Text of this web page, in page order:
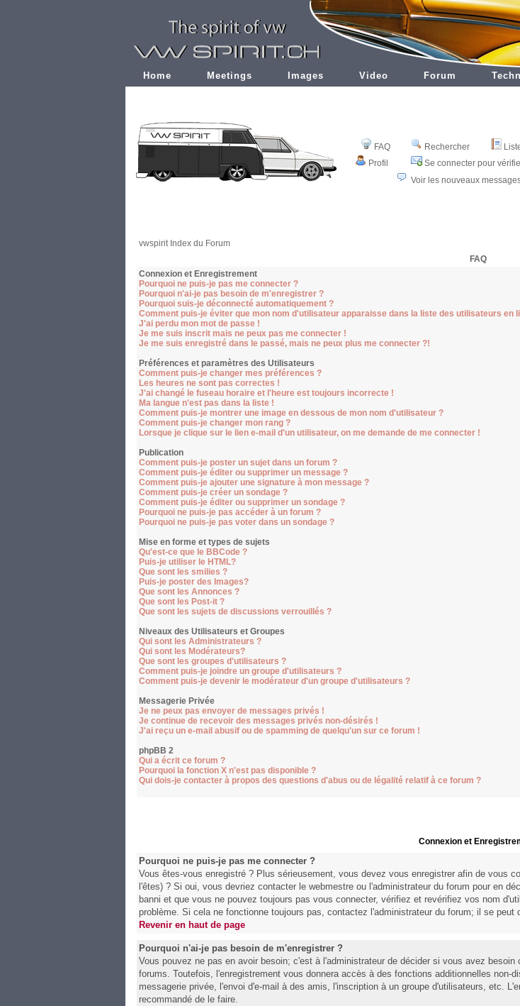
Home Meetings Images Video Forum
FAQ Rechercher
Profil
Se connecter pour
Voir les nouveaux
vwspirit Index du Forum
FAQ
Connexion et Enregistrement
Pourquoi ne puis-je pas me connecter ?
Pourquoi n'ai-je pas besoin de m'enregistrer ?
Pourquoi suis-je déconnecté automatiquement ?
Comment puis-je éviter que mon nom d'utilisateur apparaisse dans la liste des utilisateurs en
J'ai perdu mon mot de passe !
Je me suis inscrit mais ne peux pas me connecter !
Je me suis enregistré dans le passé, mais ne peux plus me connecter ?!
Préférences et paramètres des Utilisateurs
Comment puis-je changer mes préférences ?
Les heures ne sont pas correctes !
J'ai changé le fuseau horaire et l'heure est toujours incorrecte !
Ma langue n'est pas dans la liste !
Comment puis-je montrer une image en dessous de mon nom d'utilisateur ?
Comment puis-je changer mon rang ?
Lorsque je clique sur le lien e-mail d'un utilisateur, on me demande de me connecter !
Publication
Comment puis-je poster un sujet dans un forum ?
Comment puis-je éditer ou supprimer un message ?
Comment puis-je ajouter une signature à mon message ?
Comment puis-je créer un sondage ?
Comment puis-je éditer ou supprimer un sondage ?
Pourquoi ne puis-je pas accéder à un forum ?
Pourquoi ne puis-je pas voter dans un sondage ?
Mise en forme et types de sujets
Qu'est-ce que le BBCode ?
Puis-je utiliser le HTML?
Que sont les smilies ?
Puis-je poster des Images?
Que sont les Annonces ?
Que sont les Post-it ?
Que sont les sujets de discussions verrouillés ?
Niveaux des Utilisateurs et Groupes
Qui sont les Administrateurs ?
Qui sont les Modérateurs?
Que sont les groupes d'utilisateurs ?
Comment puis-je joindre un groupe d'utilisateurs ?
Comment puis-je devenir le modérateur d'un groupe d'utilisateurs ?
Messagerie Privée
Je ne peux pas envoyer de messages privés !
Je continue de recevoir des messages privés non-désirés !
J'ai reçu un e-mail abusif ou de spamming de quelqu'un sur ce forum !
phpBB 2
Qui a écrit ce forum ?
Pourquoi la fonction X n'est pas disponible ?
Qui dois-je contacter à propos des questions d'abus ou de légalité relatif à ce forum ?
Connexion et
Pourquoi ne puis-je pas me connecter ?
Vous êtes-vous enregistré ? Plus sérieusement, vous devez vous enregistrer afin de vous
l'êtes) ? Si oui, vous devriez contacter le webmestre ou l'administrateur du forum pour en
banni et que vous ne pouvez toujours pas vous connecter, vérifiez et revérifiez vos nom
problème. Si cela ne fonctionne toujours pas, contactez l'administrateur du forum; il se peut
Revenir en haut de page
Pourquoi n'ai-je pas besoin de m'enregistrer ?
Vous pouvez ne pas en avoir besoin; c'est à l'administrateur de décider si vous avez
forums. Toutefois, l'enregistrement vous donnera accès à des fonctions additionnelles
messagerie privée, l'envoi d'e-mail à des amis, l'inscription à un groupe d'utilisateurs, etc.
recommandé de le faire.